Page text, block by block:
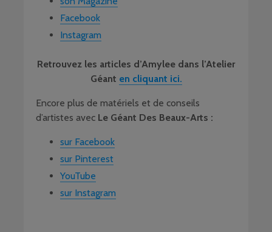
Facebook
Instagram
Retrouvez les articles d’Amylee dans l’Atelier
Géant en cliquant ici.
Encore plus de matériels et de conseils
d’artistes avec Le Géant Des Beaux-Arts :
sur Facebook
sur Pinterest
YouTube
sur Instagram